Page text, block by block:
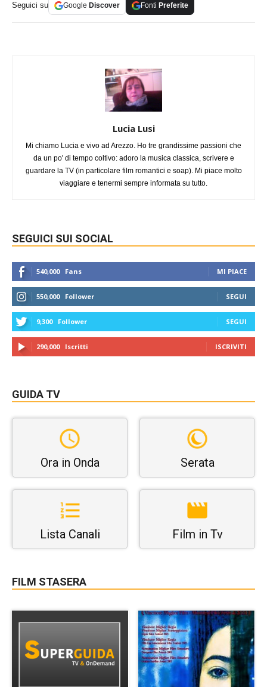
Seguici su Google Discover Fonti Preferite
Lucia Lusi
Mi chiamo Lucia e vivo ad Arezzo. Ho tre grandissime passioni che
da un po' di tempo coltivo: adoro la musica classica, scrivere e
guardare la TV (in particolare film romantici e soap). Mi piace molto
viaggiare e tenermi sempre informata su tutto.
SEGUICI SUI SOCIAL
540,000 Fans MI PIACE
550,000 Follower SEGUI
9,300 Follower SEGUI
290,000 Iscritti ISCRIVITI
GUIDA TV
Ora in Onda Serata
Lista Canali Film in Tv
FILM STASERA